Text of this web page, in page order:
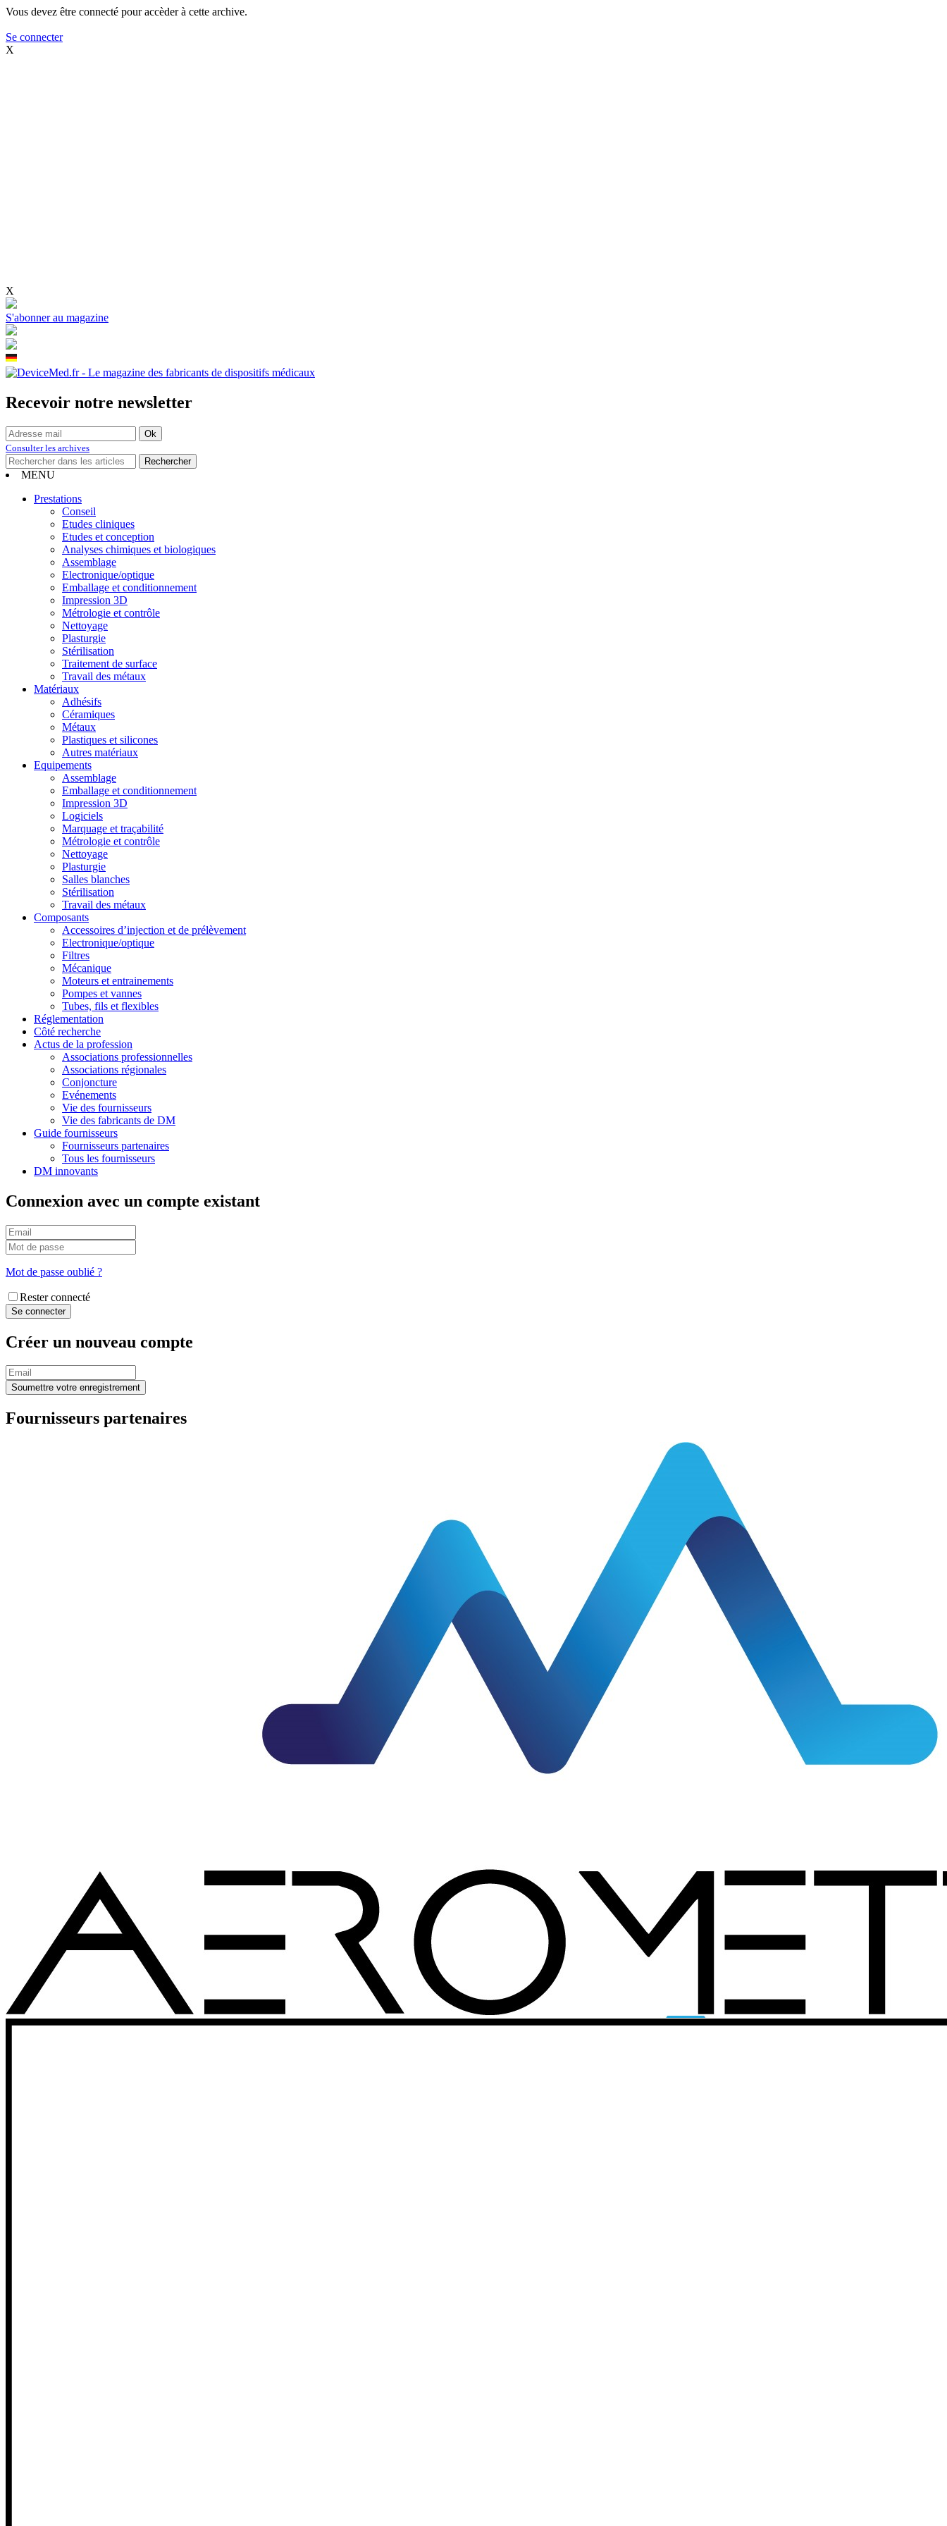
Vous devez être connecté pour accèder à cette archive.
Se connecter
X
X
S'abonner au magazine
Recevoir notre newsletter
Consulter les archives
MENU
Prestations
Conseil
Etudes cliniques
Etudes et conception
Analyses chimiques et biologiques
Assemblage
Electronique/optique
Emballage et conditionnement
Impression 3D
Métrologie et contrôle
Nettoyage
Plasturgie
Stérilisation
Traitement de surface
Travail des métaux
Matériaux
Adhésifs
Céramiques
Métaux
Plastiques et silicones
Autres matériaux
Equipements
Assemblage
Emballage et conditionnement
Impression 3D
Logiciels
Marquage et traçabilité
Métrologie et contrôle
Nettoyage
Plasturgie
Salles blanches
Stérilisation
Travail des métaux
Composants
Accessoires d’injection et de prélèvement
Electronique/optique
Filtres
Mécanique
Moteurs et entrainements
Pompes et vannes
Tubes, fils et flexibles
Réglementation
Côté recherche
Actus de la profession
Associations professionnelles
Associations régionales
Conjoncture
Evénements
Vie des fournisseurs
Vie des fabricants de DM
Guide fournisseurs
Fournisseurs partenaires
Tous les fournisseurs
DM innovants
Connexion avec un compte existant
Mot de passe oublié ?
Rester connecté
Créer un nouveau compte
Fournisseurs partenaires